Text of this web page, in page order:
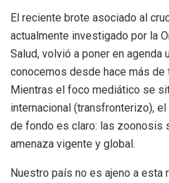
El reciente brote asociado al
actualmente investigado por la
Salud, volvió a poner en agenda
conocemos desde hace más de
Mientras el foco mediático se
internacional (transfronterizo),
de fondo es claro: las zoonosis
amenaza vigente y global.
Nuestro país no es ajeno a esta